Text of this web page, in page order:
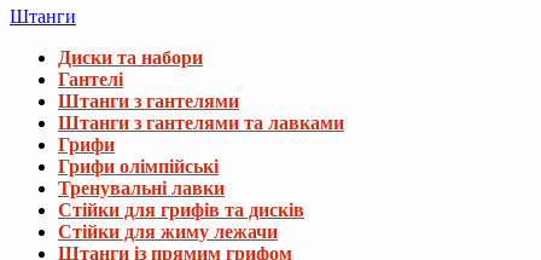
Штанги
Диски та набори
Гантелі
Штанги з гантелями
Штанги з гантелями та лавками
Грифи
Грифи олімпійські
Тренувальні лавки
Стійки для грифів та дисків
Стійки для жиму лежачи
Штанги із прямим грифом